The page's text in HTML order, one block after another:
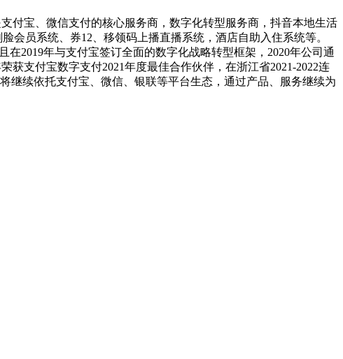
付宝、微信支付的核心服务商，数字化转型服务商，抖音本地生活
员系统、券12、移领码上播直播系统，酒店自助入住系统等。
2019年与支付宝签订全面的数字化战略转型框架，2020年公司通
支付宝数字支付2021年度最佳合作伙伴，在浙江省2021-2022连
继续依托支付宝、微信、银联等平台生态，通过产品、服务继续为